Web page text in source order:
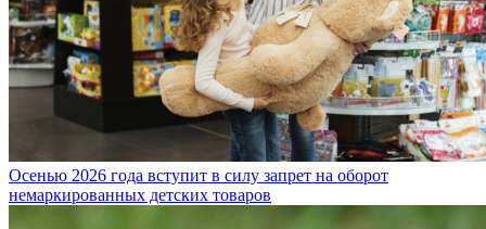
Осенью 2026 года вступит в силу запрет на оборот
немаркированных детских товаров